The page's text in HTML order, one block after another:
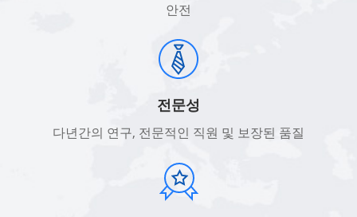
안전
전문성
다년간의 연구, 전문적인 직원 및 보장된 품질